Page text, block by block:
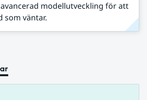
modellutveckling för att
som väntar.